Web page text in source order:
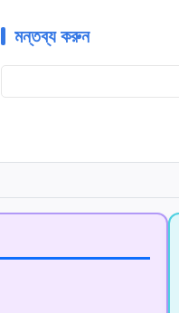
মন্তব্য করুন